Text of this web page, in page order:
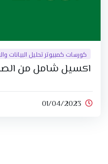
كورسات كمبيوتر تحليل البيانات
اكسيل شامل من
01/04/2023